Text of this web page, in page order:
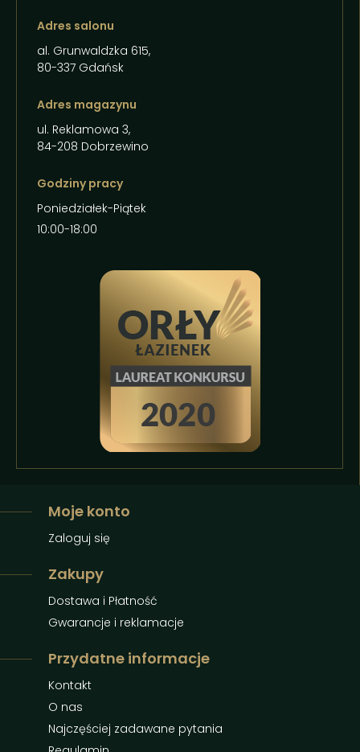
Adres salonu
al. Grunwaldzka 615,
80-337 Gdańsk
Adres magazynu
ul. Reklamowa 3,
84-208 Dobrzewino
Godziny pracy
Poniedziałek-Piątek
10:00-18:00
Moje konto
Zaloguj się
Zakupy
Dostawa i Płatność
Gwarancje i reklamacje
Przydatne informacje
Kontakt
O nas
Najczęściej zadawane pytania